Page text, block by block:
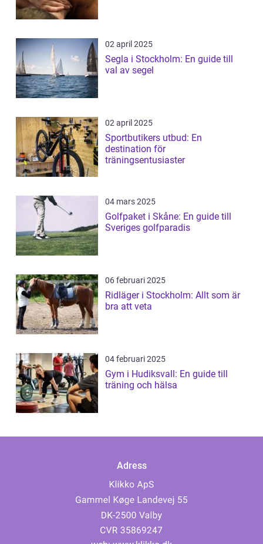
02 april 2025
Segla i Stockholm: En guide till
val av segel
02 april 2025
Sportbutikers utbud: En
destination för
träningsentusiaster
04 mars 2025
Golfpaket i Skåne: En guide till
Sveriges golfparadis
06 februari 2025
Ridläger i Stockholm: Allt som är
bra att veta
04 februari 2025
Gym i Hudiksvall: En guide till
träning och hälsa
Adress